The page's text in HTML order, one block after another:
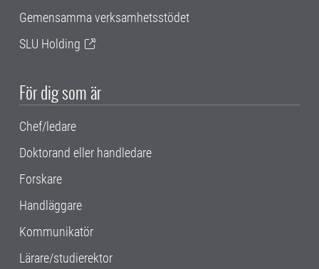
Gemensamma verksamhetsstödet
SLU Holding
För dig som är
Chef/ledare
Doktorand eller handledare
Forskare
Handläggare
Kommunikatör
Lärare/studierektor